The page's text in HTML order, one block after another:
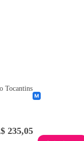
Tocantins
235,05